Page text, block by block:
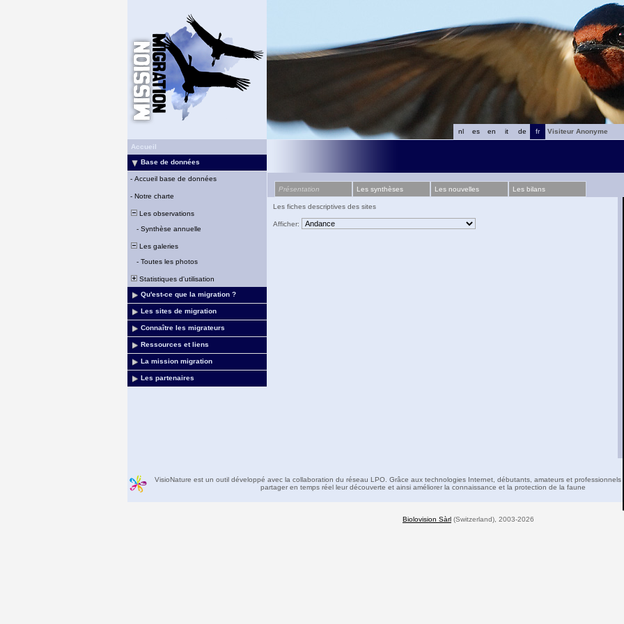
fr
de
it
en
es
nl
Visiteur Anonyme
Accueil
Base de données
- Accueil base de données
- Notre charte
Les observations
- Synthèse annuelle
Les galeries
- Toutes les photos
Statistiques d'utilisation
Qu'est-ce que la migration ?
Les sites de migration
Connaître les migrateurs
Ressources et liens
La mission migration
Les partenaires
Présentation Les synthèses Les nouvelles Les bilans
Les fiches descriptives des sites
Afficher:
VisioNature est un outil développé avec la collaboration du réseau LPO. Grâce aux technologies Internet, débutants, amateurs et professionnels
partager en temps réel leur découverte et ainsi améliorer la connaissance et la protection de la faune
Biolovision Sàrl (Switzerland), 2003-2026